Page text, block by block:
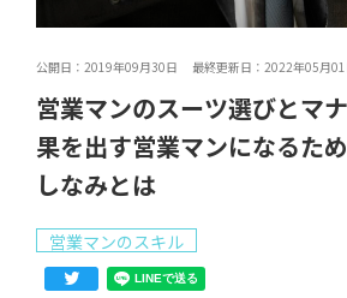
公開日：2019年09月30日 最終更新日：2022年05月01
営業マンのスーツ選びとマ
果を出す営業マンになるた
しなみとは
営業マンのスキル